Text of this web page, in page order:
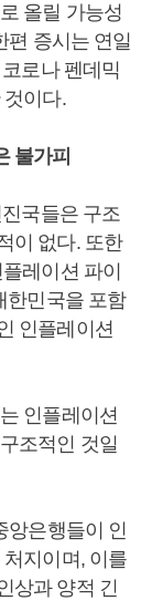
올릴 가능성
편 증시는 연일
로나 펜데믹
것이다.
불가피
국들은 구조
이 없다. 또한
레이션 파이
한민국을 포함
인플레이션
인플레이션
조적인 것일
앙은행들이 인
지이며, 이를
상과 양적 긴